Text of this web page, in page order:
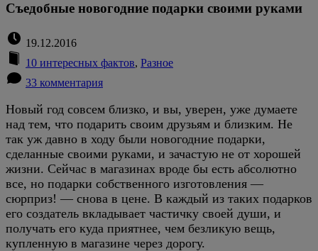
Съедобные новогодние подарки своими руками
19.12.2016
10 интересных фактов, Разное
33 комментария
Новый год совсем близко, и вы, уверен, уже думаете
над тем, что подарить своим друзьям и близким. Не
так уж давно в ходу были новогодние подарки,
сделанные своими руками, и зачастую не от хорошей
жизни. Сейчас в магазинах вроде бы есть абсолютно
все, но подарки собственного изготовления —
сюрприз! — снова в цене. В каждый из таких подарков
его создатель вкладывает частичку своей души, и
получать его куда приятнее, чем безликую вещь,
купленную в магазине через дорогу.